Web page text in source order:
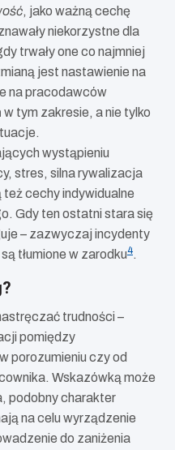
, jako ważną cechę
niekorzystne dla
trwały one co najmniej
jest nastawienie na
na pracodawców
tym zakresie, a nie tylko
wystąpieniu
stres, silna rywalizacja
też cechy indywidualne
Gdy ten ostatni stara się
– zazwyczaj incydenty
tłumione w zarodku4.
trudności –
pomiędzy
porozumieniu czy od
Wskazówką może
podobny charakter
na celu wyrządzenie
do zaniżenia